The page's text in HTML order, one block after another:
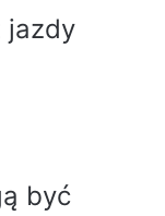
jazdy
być